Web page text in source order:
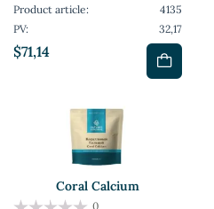
$71,14
Product article:
4135
PV:
32,17
Coral Calcium
0